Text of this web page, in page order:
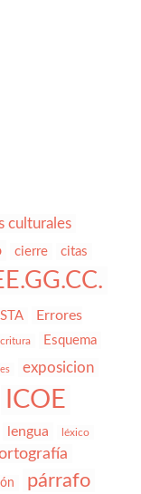
culturales
cierre citas
Errores
Esquema
exposicion
ICOE
lengua léxico
párrafo